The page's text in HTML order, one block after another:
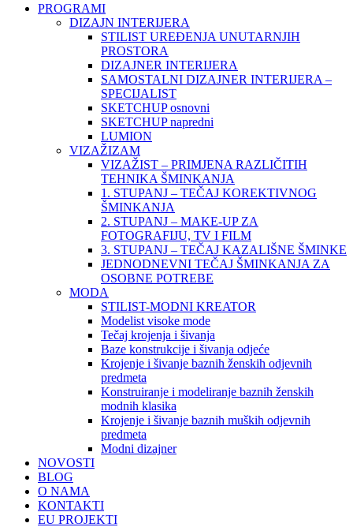
PROGRAMI
DIZAJN INTERIJERA
STILIST UREĐENJA UNUTARNJIH
PROSTORA
DIZAJNER INTERIJERA
SAMOSTALNI DIZAJNER INTERIJERA –
SPECIJALIST
SKETCHUP osnovni
SKETCHUP napredni
LUMION
VIZAŽIZAM
VIZAŽIST – PRIMJENA RAZLIČITIH
TEHNIKA ŠMINKANJA
1. STUPANJ – TEČAJ KOREKTIVNOG
ŠMINKANJA
2. STUPANJ – MAKE-UP ZA
FOTOGRAFIJU, TV I FILM
3. STUPANJ – TEČAJ KAZALIŠNE ŠMINKE
JEDNODNEVNI TEČAJ ŠMINKANJA ZA
OSOBNE POTREBE
MODA
STILIST-MODNI KREATOR
Modelist visoke mode
Tečaj krojenja i šivanja
Baze konstrukcije i šivanja odjeće
Krojenje i šivanje baznih ženskih odjevnih
predmeta
Konstruiranje i modeliranje baznih ženskih
modnih klasika
Krojenje i šivanje baznih muških odjevnih
predmeta
Modni dizajner
NOVOSTI
BLOG
O NAMA
KONTAKTI
EU PROJEKTI